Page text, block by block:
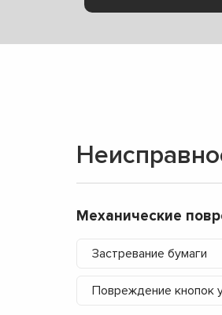
Механические
Застревание бумаги
Повреждение кнопок